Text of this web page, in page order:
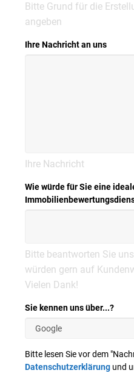
Bitte Grund für die
angeben
Ihre Nachricht an uns
Ihre Nachricht
Wie würde für Sie eine
Bitte beantworten Sie
würden gern auf
Vielen Dank!
Sie kennen uns über...?
Bitte lesen Sie vor dem
Datenschutzerklärung und